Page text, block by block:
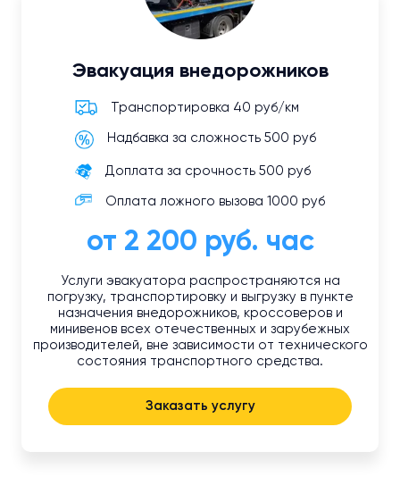
Эвакуация внедорожников
Транспортировка 40 руб/км
Надбавка за сложность 500 руб
Доплата за срочность 500 руб
Оплата ложного вызова 1000 руб
от 2 200 руб. час
Услуги эвакуатора распространяются на
погрузку, транспортировку и выгрузку в пункте
назначения внедорожников, кроссоверов и
минивенов всех отечественных и зарубежных
производителей, вне зависимости от технического
состояния транспортного средства.
Заказать услугу